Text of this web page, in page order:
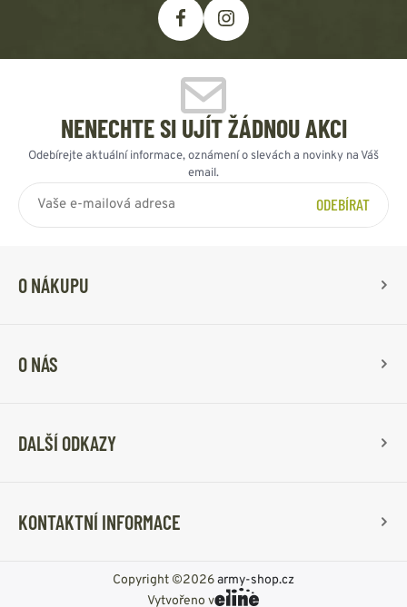
NENECHTE SI UJÍT ŽÁDNOU AKCI
Odebírejte aktuální informace, oznámení o slevách a novinky na Váš
email.
ODEBÍRAT
O NÁKUPU
O NÁS
DALŠÍ ODKAZY
KONTAKTNÍ INFORMACE
Copyright ©2026army-shop.cz
Vytvořeno v